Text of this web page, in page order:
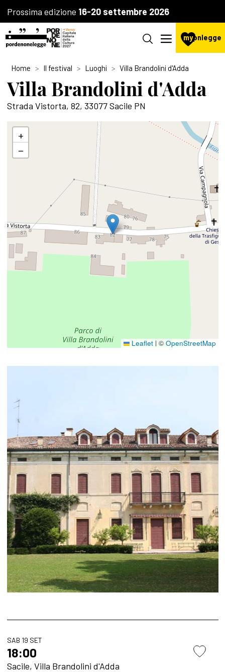
Prossima edizione 16-20 settembre 2026
mypnlegge
Home Il festival Luoghi Villa Brandolini d'Adda
Villa Brandolini d'Adda
Strada Vistorta, 82, 33077 Sacile PN
+
−
Leaflet | © OpenStreetMap
SAB 19 SET
18:00
Sacile, Villa Brandolini d'Adda